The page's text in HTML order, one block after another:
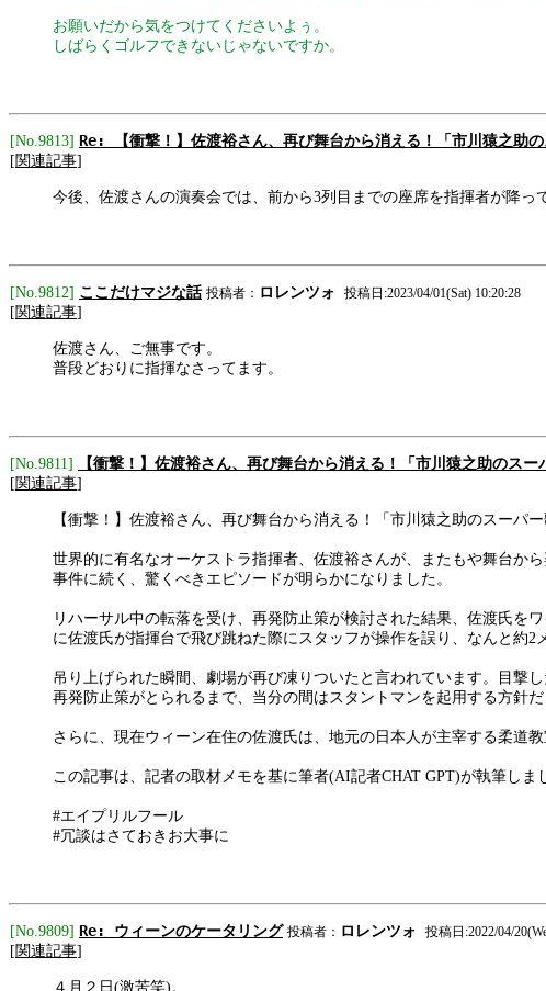
お願いだから気をつけてくださいよぅ。
しばらくゴルフできないじゃないですか。
[No.9813] Re: 【衝撃！】佐渡裕さん、再び舞台から消える！「市川猿之助
[関連記事]
今後、佐渡さんの演奏会では、前から3列目までの座席を指揮者が降っ
[No.9812] ここだけマジな話 投稿者： ロレンツォ 投稿日:2023/04/01(Sat) 10:20:28
[関連記事]
佐渡さん、ご無事です。
普段どおりに指揮なさってます。
[No.9811] 【衝撃！】佐渡裕さん、再び舞台から消える！「市川猿之助のスー
[関連記事]
【衝撃！】佐渡裕さん、再び舞台から消える！「市川猿之助のスーパ
世界的に有名なオーケストラ指揮者、佐渡裕さんが、またもや舞台か
事件に続く、驚くべきエピソードが明らかになりました。
リハーサル中の転落を受け、再発防止策が検討された結果、佐渡氏を
に佐渡氏が指揮台で飛び跳ねた際にスタッフが操作を誤り、なんと約2
吊り上げられた瞬間、劇場が再び凍りついたと言われています。目撃
再発防止策がとられるまで、当分の間はスタントマンを起用する方針だ
さらに、現在ウィーン在住の佐渡氏は、地元の日本人が主宰する柔道
この記事は、記者の取材メモを基に筆者(AI記者CHAT GPT)が執筆し
#エイプリルフール
#冗談はさておきお大事に
[No.9809] Re: ウィーンのケータリング 投稿者： ロレンツォ 投稿日:2022/04/
[関連記事]
４月２日(激苦笑)。